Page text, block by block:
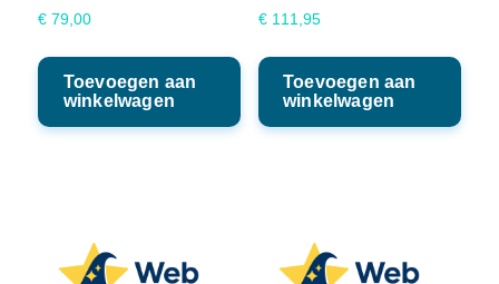
€ 79,00
Toevoegen aan
winkelwagen
€111,95
Toevoegen aan
winkelwagen